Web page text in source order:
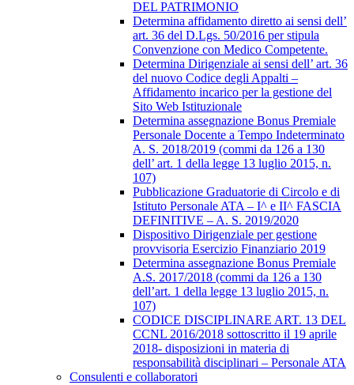
DEL PATRIMONIO
Determina affidamento diretto ai sensi dell’
art. 36 del D.Lgs. 50/2016 per stipula
Convenzione con Medico Competente.
Determina Dirigenziale ai sensi dell’ art. 36
del nuovo Codice degli Appalti –
Affidamento incarico per la gestione del
Sito Web Istituzionale
Determina assegnazione Bonus Premiale
Personale Docente a Tempo Indeterminato
A. S. 2018/2019 (commi da 126 a 130
dell’ art. 1 della legge 13 luglio 2015, n.
107)
Pubblicazione Graduatorie di Circolo e di
Istituto Personale ATA – I^ e II^ FASCIA
DEFINITIVE – A. S. 2019/2020
Dispositivo Dirigenziale per gestione
provvisoria Esercizio Finanziario 2019
Determina assegnazione Bonus Premiale
A.S. 2017/2018 (commi da 126 a 130
dell’art. 1 della legge 13 luglio 2015, n.
107)
CODICE DISCIPLINARE ART. 13 DEL
CCNL 2016/2018 sottoscritto il 19 aprile
2018- disposizioni in materia di
responsabilità disciplinari – Personale ATA
Consulenti e collaboratori